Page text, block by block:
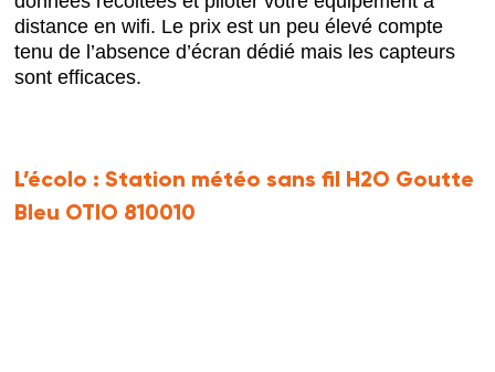
distance en wifi. Le prix est un peu élevé compte
tenu de l’absence d’écran dédié mais les capteurs
sont efficaces.
L’écolo :Station météo sans fil H2O Goutte
Bleu OTIO 810010